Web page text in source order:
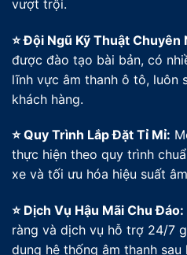
vượt trội.
⭐ Đội Ngũ Kỹ Thuật Chuyên
được đào tạo bài bản, có
lĩnh vực âm thanh ô tô, luôn
khách hàng.
⭐ Quy Trình Lắp Đặt Tỉ Mỉ:
thực hiện theo quy trình
xe và tối ưu hóa hiệu suất
⭐ Dịch Vụ Hậu Mãi Chu Đáo:
ràng và dịch vụ hỗ trợ 24/7
dụng hệ thống âm thanh sau